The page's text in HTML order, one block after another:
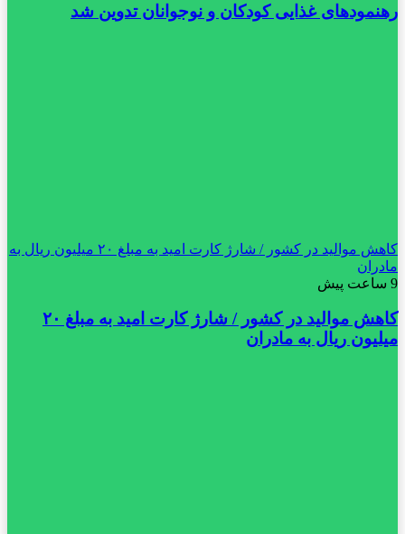
رهنمودهای غذایی کودکان و نوجوانان تدوین شد
کاهش موالید در کشور / شارژ کارت امید به مبلغ ۲۰ میلیون ریال به
مادران
9 ساعت پیش
کاهش موالید در کشور / شارژ کارت امید به مبلغ ۲۰
میلیون ریال به مادران